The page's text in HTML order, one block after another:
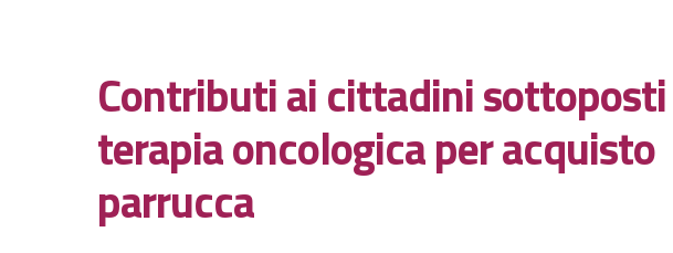
Contributi ai cittadini
terapia oncologica per acquisto
parrucca